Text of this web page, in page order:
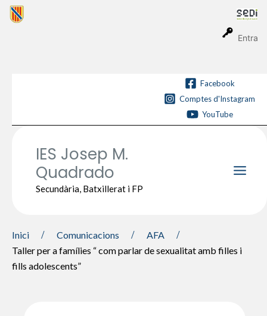
Entra
Vés
Facebook
Comptes d'Instagram
YouTube
IES Josep M.
Quadrado
Secundària, Batxillerat i FP
Inici Comunicacions
AFA
Taller per a famílies “ com parlar de sexualitat amb filles i
fills adolescents”